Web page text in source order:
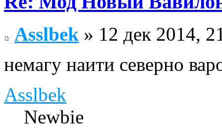
Asslbek » 12 дек 2014,
немагу наити северно
Asslbek
Newbie